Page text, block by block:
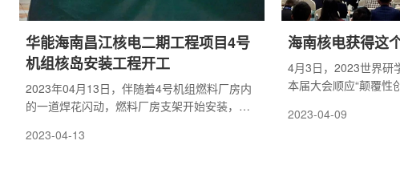
华能海南昌江核电二期工程项目4号
机组核岛安装工程开工
2023年04月13日，伴随着4号机组燃料厂房内
的一道焊花闪动，燃料厂房支架开始安装，燃
步伐，这标志着华能海南昌江核电二期工程4号
2023-04-13
海南核电获得这
4月3日，2023世界研
本届大会顺应“颠覆性
和旅游厅、洛阳市人
2023-04-09